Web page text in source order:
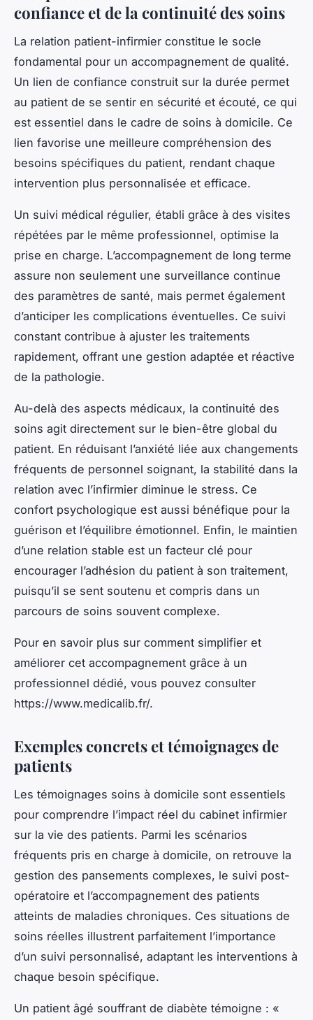
confiance et de la continuité des soins
La relation patient-infirmier constitue le socle
fondamental pour un accompagnement de qualité.
Un lien de confiance construit sur la durée permet
au patient de se sentir en sécurité et écouté, ce qui
est essentiel dans le cadre de soins à domicile. Ce
lien favorise une meilleure compréhension des
besoins spécifiques du patient, rendant chaque
intervention plus personnalisée et efficace.
Un suivi médical régulier, établi grâce à des visites
répétées par le même professionnel, optimise la
prise en charge. L’accompagnement de long terme
assure non seulement une surveillance continue
des paramètres de santé, mais permet également
d’anticiper les complications éventuelles. Ce suivi
constant contribue à ajuster les traitements
rapidement, offrant une gestion adaptée et réactive
de la pathologie.
Au-delà des aspects médicaux, la continuité des
soins agit directement sur le bien-être global du
patient. En réduisant l’anxiété liée aux changements
fréquents de personnel soignant, la stabilité dans la
relation avec l’infirmier diminue le stress. Ce
confort psychologique est aussi bénéfique pour la
guérison et l’équilibre émotionnel. Enfin, le maintien
d’une relation stable est un facteur clé pour
encourager l’adhésion du patient à son traitement,
puisqu’il se sent soutenu et compris dans un
parcours de soins souvent complexe.
Pour en savoir plus sur comment simplifier et
améliorer cet accompagnement grâce à un
professionnel dédié, vous pouvez consulter
https://www.medicalib.fr/.
Exemples concrets et témoignages de
patients
Les témoignages soins à domicile sont essentiels
pour comprendre l’impact réel du cabinet infirmier
sur la vie des patients. Parmi les scénarios
fréquents pris en charge à domicile, on retrouve la
gestion des pansements complexes, le suivi post-
opératoire et l’accompagnement des patients
atteints de maladies chroniques. Ces situations de
soins réelles illustrent parfaitement l’importance
d’un suivi personnalisé, adaptant les interventions à
chaque besoin spécifique.
Un patient âgé souffrant de diabète témoigne : «